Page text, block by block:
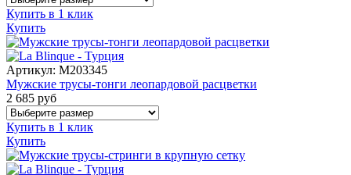
Купить в 1 клик
Купить
Артикул: M203345
Мужские трусы-тонги леопардовой расцветки
2 685 руб
Купить в 1 клик
Купить